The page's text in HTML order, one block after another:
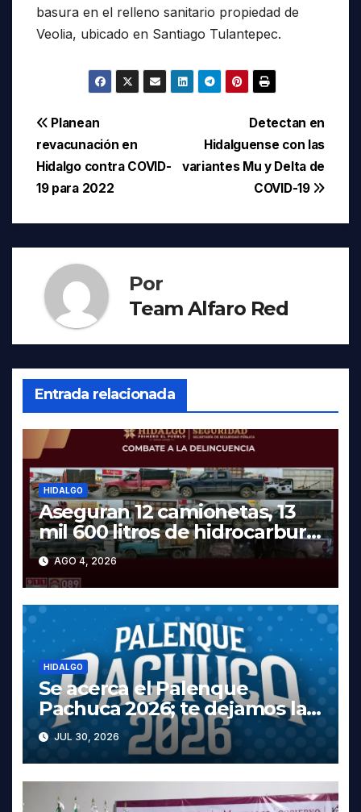
basura en el relleno sanitario propiedad de
Veolia, ubicado en Santiago Tulantepec.
Navegación
de
entradas
Detectan en
Hidalguense con las
variantes Mu y Delta de
COVID-19
Planean
revacunación en
Hidalgo contra COVID-
19 para 2022
Por
Team Alfaro Red
Entrada relacionada
HIDALGO
Aseguran 12 camionetas, 13
mil 600 litros de hidrocarburo
y dos vehículos robados en
Tula
AGO 4, 2026
HIDALGO
Se acerca el Palenque
Pachuca 2026; te dejamos la
cartelera completa, las fechas
y los precios
JUL 30, 2026